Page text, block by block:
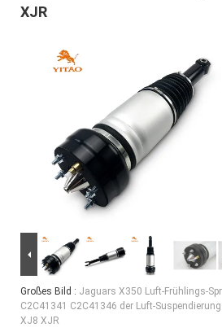
XJR
Großes Bild : Jaguars X350 Luft-Frühlings-
C2C41341 C2C41346 der Luft-
XJ8 XJR